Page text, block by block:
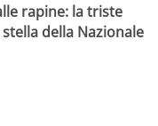
rapine: la triste
della Nazionale